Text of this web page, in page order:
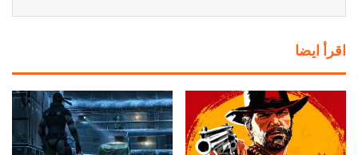
اقرأ ايضا